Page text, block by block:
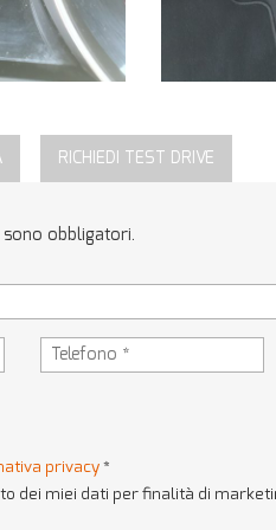
RICHIEDI TEST DRIVE
obbligatori.
privacy*
dei miei dati per finalità di